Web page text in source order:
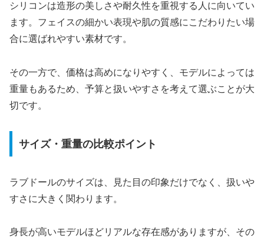
シリコンは造形の美しさや耐久性を重視する人に向いてい
ます。フェイスの細かい表現や肌の質感にこだわりたい場
合に選ばれやすい素材です。
その一方で、価格は高めになりやすく、モデルによっては
重量もあるため、予算と扱いやすさを考えて選ぶことが大
切です。
サイズ・重量の比較ポイント
ラブドールのサイズは、見た目の印象だけでなく、扱いや
すさに大きく関わります。
身長が高いモデルほどリアルな存在感がありますが、その